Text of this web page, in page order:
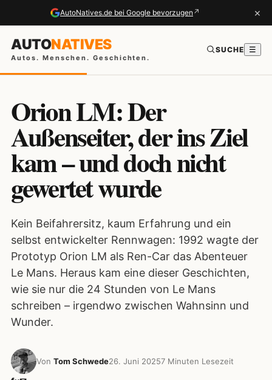
AutoNatives.de bei Google bevorzugen ↗ ×
AUTONATIVES
Autos. Menschen. Geschichten.
SUCHE ☰
Orion LM: Der
Außenseiter, der ins Ziel
kam – und doch nicht
gewertet wurde
Kein Beifahrersitz, kaum Erfahrung und ein
selbst entwickelter Rennwagen: 1992 wagte der
Prototyp Orion LM als Ren-Car das Abenteuer
Le Mans. Heraus kam eine dieser Geschichten,
wie sie nur die 24 Stunden von Le Mans
schreiben – irgendwo zwischen Wahnsinn und
Wunder.
Von Tom Schwede26. Juni 20257 Minuten Lesezeit